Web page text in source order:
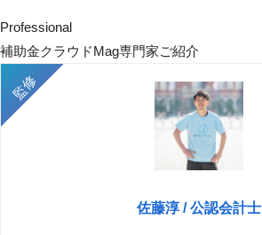
Professional
補助金クラウドMag専門家ご紹介
佐藤淳 / 公認会計士